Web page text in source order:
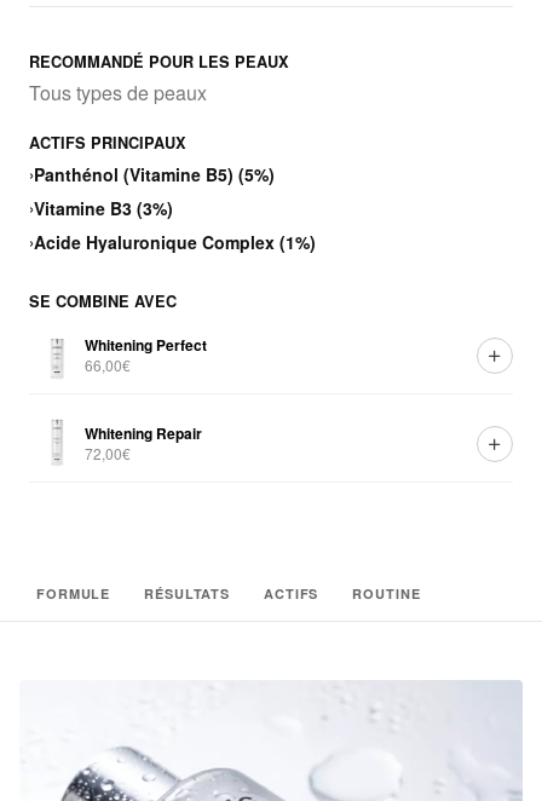
RECOMMANDÉ POUR LES PEAUX
Tous types de peaux
ACTIFS PRINCIPAUX
›Panthénol (Vitamine B5) (5%)
›Vitamine B3 (3%)
›Acide Hyaluronique Complex (1%)
SE COMBINE AVEC
Whitening Perfect
66,00€
Whitening Repair
72,00€
FORMULE RÉSULTATS ACTIFS ROUTINE